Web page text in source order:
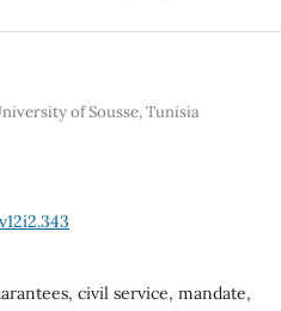
of Sousse, Tunisia
civil service, mandate,